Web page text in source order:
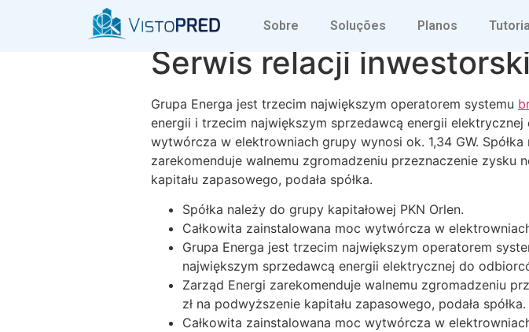
Sobre Soluções Planos
Skonsolidowane wyniki
Serwis relacji
Grupa Energa jest trzecim największym operatorem systemu
energii i trzecim największym sprzedawcą energii
wytwórcza w elektrowniach grupy wynosi ok. 1,34 GW.
zarekomenduje walnemu zgromadzeniu przeznaczenie
kapitału zapasowego, podała spółka.
Spółka należy do grupy kapitałowej PKN Orlen.
Całkowita zainstalowana moc wytwórcza w
Grupa Energa jest trzecim największym operatorem
największym sprzedawcą energii elektrycznej do
Zarząd Energi zarekomenduje walnemu zgromadzeniu
zł na podwyższenie kapitału zapasowego, podała spółka.
Całkowita zainstalowana moc wytwórcza w